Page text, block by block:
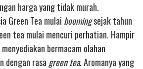
harga yang tidak murah.
Green Tea mulai boomingsejak tahun
tea mulai mencuri perhatian. Hampir
bermacam olahan
dengan rasa green tea. Aromanya yang